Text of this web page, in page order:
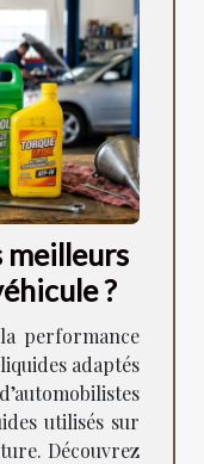
meilleurs
?
performance
adaptés
utilisés sur
Découvrez